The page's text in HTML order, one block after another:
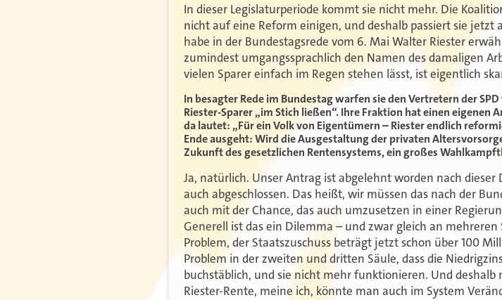
In dieser Legislaturperiode kommt sie nicht mehr. Die
nicht auf eine Reform einigen, und deshalb passiert sie jetzt
habe in der Bundestagsrede vom 6. Mai Walter Riester
zumindest umgangssprachlich den Namen des damaligen
vielen Sparer einfach im Regen stehen lässt, ist eigentlich
In besagter Rede im Bundestag warfen sie den Vertretern der
Riester-Sparer „im Stich ließen“. Ihre Fraktion hat einen eigenen
da lautet: „Für ein Volk von Eigentümern – Riester endlich
Ende ausgeht: Wird die Ausgestaltung der privaten
Zukunft des gesetzlichen Rentensystems, ein großes
Ja, natürlich. Unser Antrag ist abgelehnt worden nach
auch abgeschlossen. Das heißt, wir müssen das nach der
auch mit der Chance, das auch umzusetzen in einer
Generell ist das ein Dilemma – und zwar gleich an
Problem, der Staatszuschuss beträgt jetzt schon über 100
Problem in der zweiten und dritten Säule, dass die
buchstäblich, und sie nicht mehr funktionieren. Und
Riester-Rente, meine ich, könnte man auch im System